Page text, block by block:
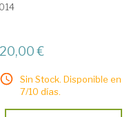
20,00 €
Sin Stock. Disponible en
7/10 días.